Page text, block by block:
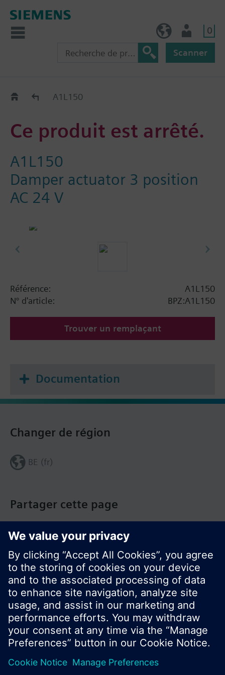
0
Scanner
Old2NewA1L150
Ce produit est arrêté.
A1L150
Damper actuator 3 position
AC 24 V
Référence:
A1L150
N° d'article:
BPZ:A1L150
Trouver un remplaçant
Documentation
Partager cette page
Changer de région
BE (fr)
© Siemens Switzerland Ltd. Building Technologies
Group - 2016
Le portefeuille des produits peut varier en